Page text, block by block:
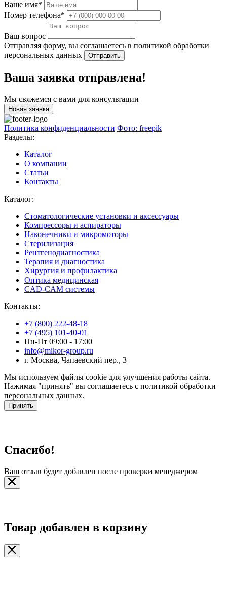
Ваше имя*
Номер телефона*
Ваш вопрос
Отправляя форму, вы соглашаетесь в политикой обработки
персональных данных
Отправить
Ваша заявка отправлена!
Мы свяжемся с вами для консультации
Новая заявка
Политика конфиденциальности Фото: freepik
Разделы:
Каталог
О компании
Статьи
Контакты
Каталог:
Стоматологические установки и аксессуары
Компрессоры и аспираторы
Наконечники и микромоторы
Стерилизация
Рентгенодиагностика
Терапия и диагностика
Хирургия и профилактика
Оптика медицинская
CAD-CAM системы
Контакты:
+7 (800) 222-48-18
+7 (495) 101-40-01
Пн-Пт 09:00 - 17:00
info@mikor-group.ru
г. Москва, Чапаевский пер., 3
Мы используем файлы cookie для улучшения работы сайта.
Нажимая "принять" вы соглашаетесь с политикой обработки
персональных данных.
Принять
Спасибо!
Ваш отзыв будет добавлен после проверки менеджером
Товар добавлен в корзину